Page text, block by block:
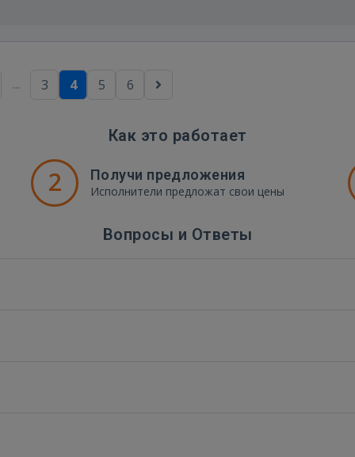
... 3 4 5 6
Как это работает
2 Получи предложения
Исполнители предложат свои цены
Вопросы и Ответы